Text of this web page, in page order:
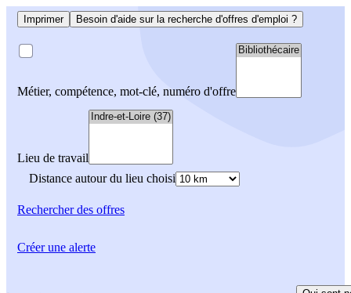
Imprimer Besoin d'aide sur la recherche d'offres d'emploi ?
Métier, compétence, mot-clé, numéro d'offre
Lieu de travail
Distance autour du lieu choisi
Rechercherdes offres
Créer une alerte